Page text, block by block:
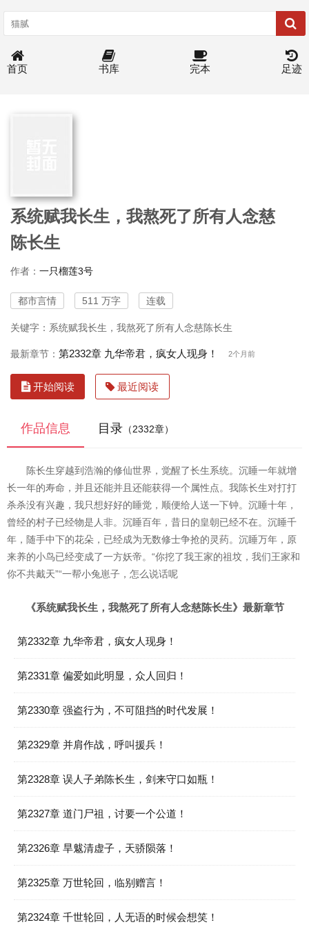
首页 书库 完本 足迹
系统赋我长生，我熬死了所有人念慈
陈长生
作者： 一只榴莲3号
都市言情 511 万字 连载
关键字：系统赋我长生，我熬死了所有人念慈陈长生
最新章节： 第2332章 九华帝君，疯女人现身！ 2个月前
开始阅读 最近阅读
作品信息 目录 （2332章）
陈长生穿越到浩瀚的修仙世界，觉醒了长生系统。沉睡一年就增
长一年的寿命，并且还能并且还能获得一个属性点。我陈长生对打打
杀杀没有兴趣，我只想好好的睡觉，顺便给人送一下钟。沉睡十年，
曾经的村子已经物是人非。沉睡百年，昔日的皇朝已经不在。沉睡千
年，随手中下的花朵，已经成为无数修士争抢的灵药。沉睡万年，原
来养的小鸟已经变成了一方妖帝。“你挖了我王家的祖坟，我们王家和
你不共戴天”“一帮小兔崽子，怎么说话呢
《系统赋我长生，我熬死了所有人念慈陈长生》最新章节
第2332章 九华帝君，疯女人现身！
第2331章 偏爱如此明显，众人回归！
第2330章 强盗行为，不可阻挡的时代发展！
第2329章 并肩作战，呼叫援兵！
第2328章 误人子弟陈长生，剑来守口如瓶！
第2327章 道门尸祖，讨要一个公道！
第2326章 旱魃清虚子，天骄陨落！
第2325章 万世轮回，临别赠言！
第2324章 千世轮回，人无语的时候会想笑！